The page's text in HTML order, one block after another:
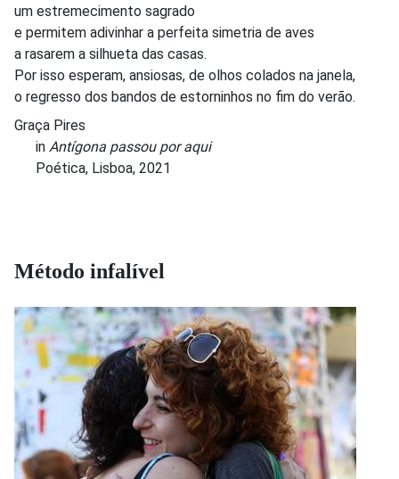
um estremecimento sagrado
e permitem adivinhar a perfeita simetria de aves
a rasarem a silhueta das casas.
Por isso esperam, ansiosas, de olhos colados na janela,
o regresso dos bandos de estorninhos no fim do verão.
Graça Pires
in Antígona passou por aqui
Poética, Lisboa, 2021
Método infalível